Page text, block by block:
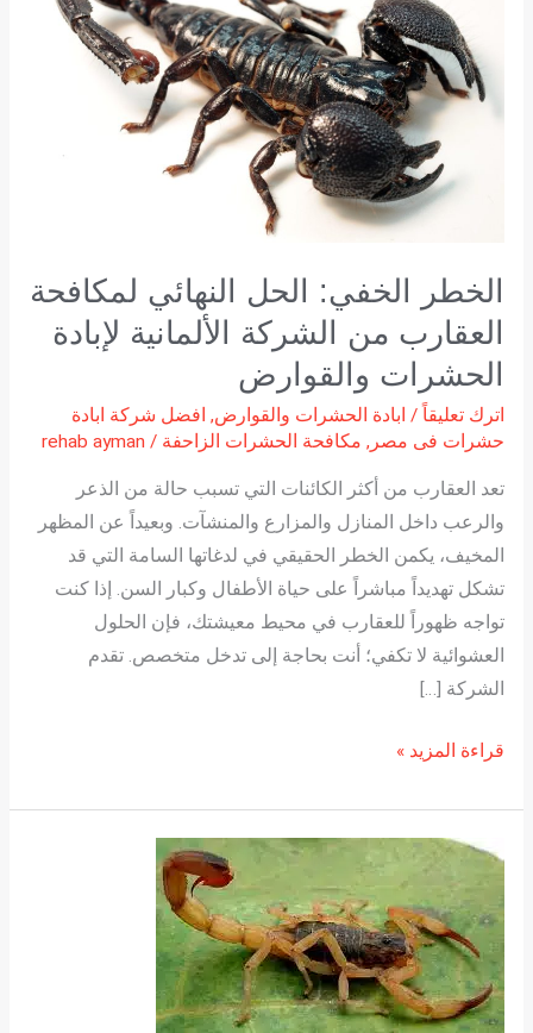
الخطر الخفي: الحل النهائي لمكافحة
العقارب من الشركة الألمانية لإبادة
الحشرات والقوارض
اترك تعليقاً / ابادة الحشرات والقوارض, افضل شركة ابادة
حشرات فى مصر , مكافحة الحشرات الزاحفة /
rehab ayman
تعد العقارب من أكثر الكائنات التي تسبب حالة من الذعر
والرعب داخل المنازل والمزارع والمنشآت. وبعيداً عن المظهر
المخيف، يكمن الخطر الحقيقي في لدغاتها السامة التي قد
تشكل تهديداً مباشراً على حياة الأطفال وكبار السن. إذا كنت
تواجه ظهوراً للعقارب في محيط معيشتك، فإن الحلول
العشوائية لا تكفي؛ أنت بحاجة إلى تدخل متخصص. تقدم
الشركة […]
النهائي
لمكافحة
العقارب
الشركة
الحشرات
والقوارض
قراءة المزيد »
مكافحة
العقرب:
كيفية
تجنبها
في